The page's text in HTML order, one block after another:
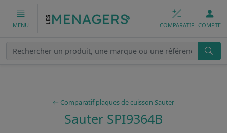
MENU COMPARATIF COMPTE
Comparatif plaques de cuisson Sauter
Sauter SPI9364B